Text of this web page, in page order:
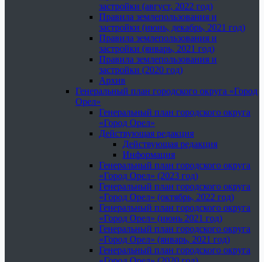
застройки (август, 2022 год)
Правила землепользования и
застройки (июнь, декабрь, 2021 год)
Правила землепользования и
застройки (январь, 2021 год)
Правила землепользования и
застройки (2020 год)
Архив
Генеральный план городского округа «Город
Орел»
Генеральный план городского округа
«Город Орел»
Действующая редакция
Действующая редакция
Информация
Генеральный план городского округа
«Город Орел» (2023 год)
Генеральный план городского округа
«Город Орел» (октябрь, 2022 год)
Генеральный план городского округа
«Город Орел» (июнь 2021 год)
Генеральный план городского округа
«Город Орел» (январь, 2021 год)
Генеральный план городского округа